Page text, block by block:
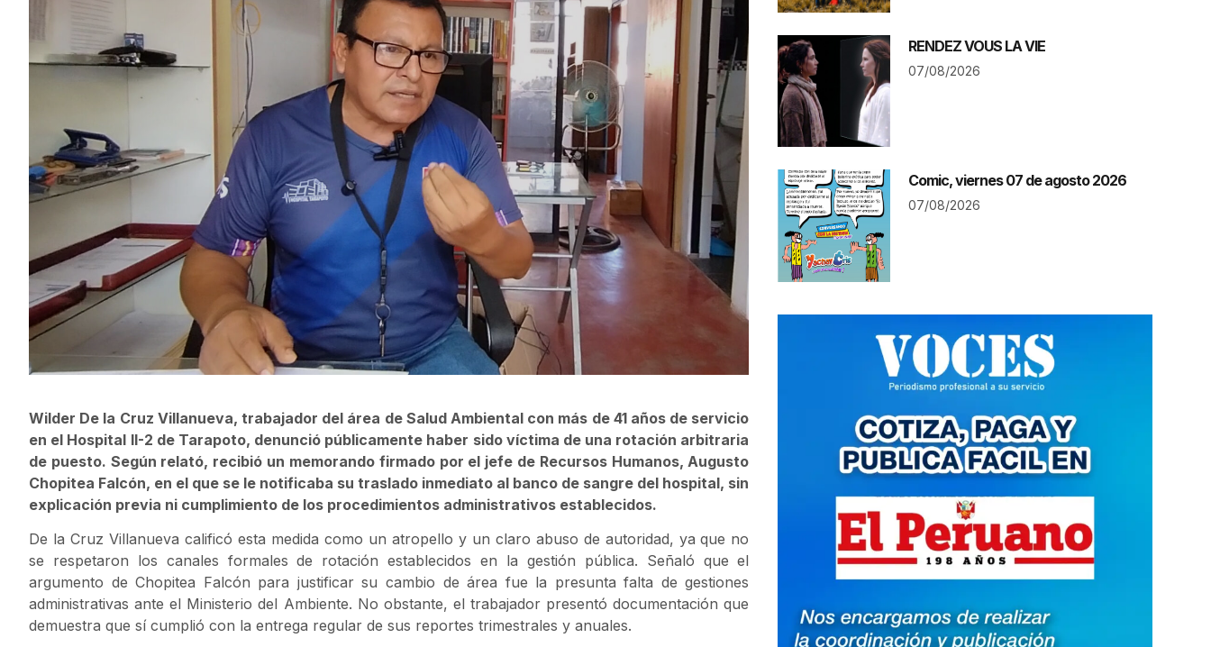
Wilder De la Cruz Villanueva, trabajador del área de Salud Ambiental con más de 41 años de servicio
en el Hospital II-2 de Tarapoto, denunció públicamente haber sido víctima de una rotación arbitraria
de puesto. Según relató, recibió un memorando firmado por el jefe de Recursos Humanos, Augusto
Chopitea Falcón, en el que se le notificaba su traslado inmediato al banco de sangre del hospital, sin
explicación previa ni cumplimiento de los procedimientos administrativos establecidos.
De la Cruz Villanueva calificó esta medida como un atropello y un claro abuso de autoridad, ya que no
se respetaron los canales formales de rotación establecidos en la gestión pública. Señaló que el
argumento de Chopitea Falcón para justificar su cambio de área fue la presunta falta de gestiones
administrativas ante el Ministerio del Ambiente. No obstante, el trabajador presentó documentación que
demuestra que sí cumplió con la entrega regular de sus reportes trimestrales y anuales.
RENDEZ VOUS LA VIE
07/08/2026
Comic, viernes 07 de agosto 2026
07/08/2026